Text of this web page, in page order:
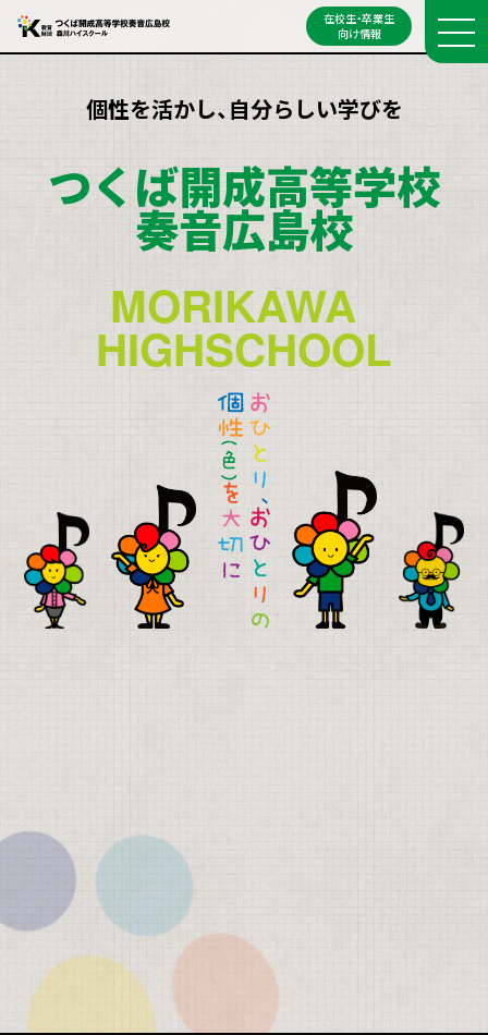
在校生・卒業生
向け情報
個性を活かし、自分らしい学びを
つくば開成高等学校
奏音広島校
MORIKAWA
HIGHSCHOOL